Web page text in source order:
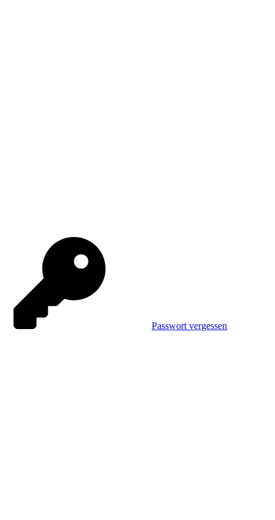
Passwort vergessen